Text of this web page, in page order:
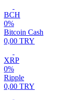
BCH
0%
Bitcoin Cash
0,00 TRY
XRP
0%
Ripple
0,00 TRY